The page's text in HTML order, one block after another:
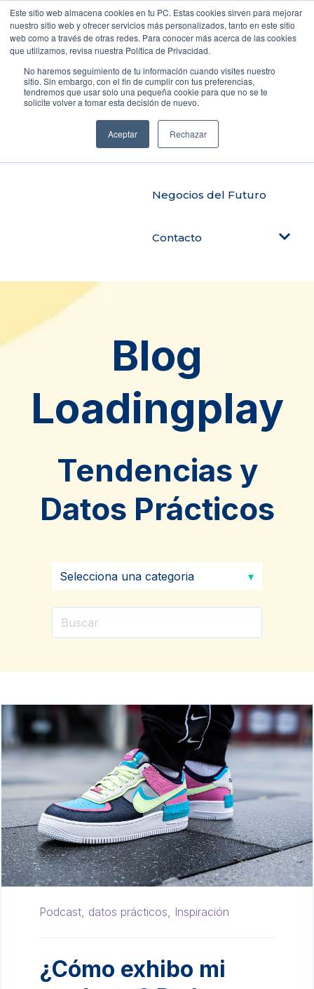
Este sitio web almacena cookies en tu PC. Estas cookies sirven para mejorar
nuestro sitio web y ofrecer servicios más personalizados, tanto en este sitio
web como a través de otras redes. Para conocer más acerca de las cookies
que utilizamos, revisa nuestra Política de Privacidad.
No haremos seguimiento de tu información cuando visites nuestro
sitio. Sin embargo, con el fin de cumplir con tus preferencias,
tendremos que usar solo una pequeña cookie para que no se te
solicite volver a tomar esta decisión de nuevo.
Aceptar Rechazar
Productos
Automatiza tu negocio
Blog Tendencias
Negocios del Futuro
Contacto
Blog
Loadingplay
Tendencias y
Datos Prácticos
Podcast, datos prácticos, Inspiración
¿Cómo exhibo mi